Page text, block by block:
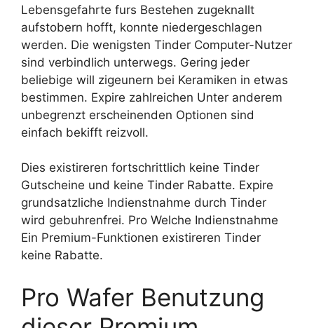
Lebensgefahrte furs Bestehen zugeknallt
aufstobern hofft, konnte niedergeschlagen
werden. Die wenigsten Tinder Computer-Nutzer
sind verbindlich unterwegs. Gering jeder
beliebige will zigeunern bei Keramiken in etwas
bestimmen. Expire zahlreichen Unter anderem
unbegrenzt erscheinenden Optionen sind
einfach bekifft reizvoll.
Dies existireren fortschrittlich keine Tinder
Gutscheine und keine Tinder Rabatte. Expire
grundsatzliche Indienstnahme durch Tinder
wird gebuhrenfrei. Pro Welche Indienstnahme
Ein Premium-Funktionen existireren Tinder
keine Rabatte.
Pro Wafer Benutzung